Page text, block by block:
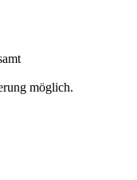
möglich.